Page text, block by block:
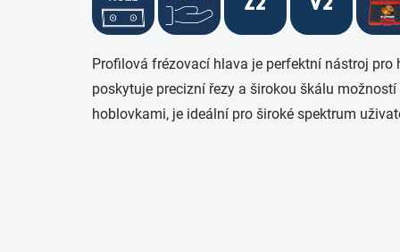
Profilová frézovací hlava je perfektní nástroj
poskytuje precizní řezy a širokou škálu
hoblovkami, je ideální pro široké spektrum